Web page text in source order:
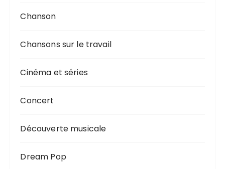
Chanson
Chansons sur le travail
Cinéma et séries
Concert
Découverte musicale
Dream Pop